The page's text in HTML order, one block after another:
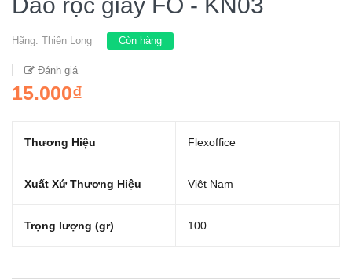
Hãng: Thiên Long Còn hàng
Đánh giá
15.000₫
Thương Hiệu Flexoffice
Xuất Xứ Thương Hiệu Việt Nam
Trọng lượng (gr) 100